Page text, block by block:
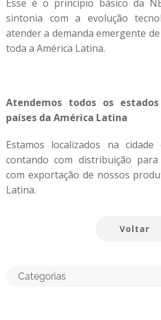
Esse é o princípio básico da
sintonia com a evolução
atender a demanda emergente
toda a América Latina.
Atendemos todos os
países da América Latina
Estamos localizados na cidade
contando com distribuição
com exportação de nossos
Latina.
Voltar
Categorias